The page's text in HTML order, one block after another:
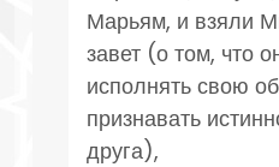
Марьям, и взяли
завет (о том, что
исполнять свою
признавать
друга),